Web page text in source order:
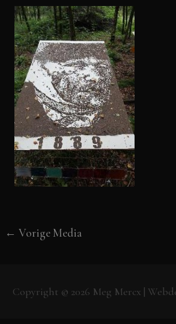
← Vorige Media
Copyright © 2026 Meg Mercx |